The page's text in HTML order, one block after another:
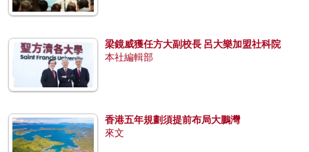
梁鏡威獲任方大副校長 呂大樂加盟社科院
本社編輯部
香港五年規劃須提前布局大鵬灣
來文